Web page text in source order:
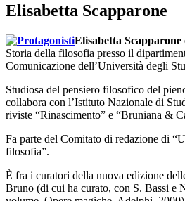
Elisabetta Scapparone
Elisabetta Scapparone
Storia della filosofia presso il
Comunicazione dell’Università degli
Studiosa del pensiero filosofico del
collabora con l’Istituto Nazionale di
riviste “Rinascimento” e “Bruniana &
Fa parte del Comitato di redazione di
filosofia”.
È fra i curatori della nuova edizione
Bruno (di cui ha curato, con S. Bassi e